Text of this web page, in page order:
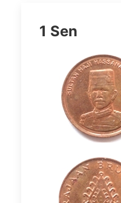
1 Sen